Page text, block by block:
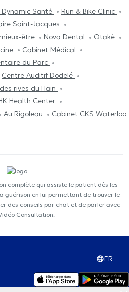
Santé
Run & Bike Clinic
Saint-Jacques
être
Nova Dental
Otakè
Cabinet Médical
du Parc
Centre Auditif Dodelé
rives du Hain
Health Center
Au Rigoleau Cabinet CKS Waterloo
complète qui assiste le patient dès les
guérison en lui permettant de trouver le
des conseils par chat et de parler avec
Consultation.
FR